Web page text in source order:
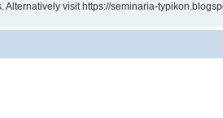
Alternatively visit https://seminaria-